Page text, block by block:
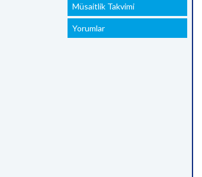
Müsaitlik Takvimi
Yorumlar